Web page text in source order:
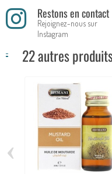
Restons en contact
Rejoignez-nous sur
Instagram
22 autres
‹